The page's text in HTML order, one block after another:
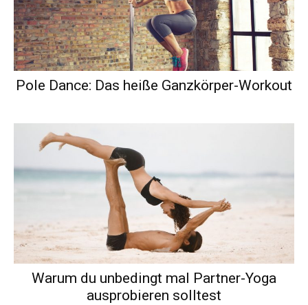
Pole Dance: Das heiße Ganzkörper-Workout
Warum du unbedingt mal Partner-Yoga
ausprobieren solltest